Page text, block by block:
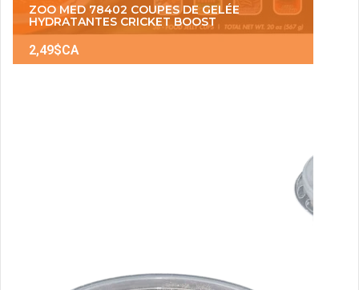
ZOO MED 78402 COUPES DE GELÉE
HYDRATANTES CRICKET BOOST
2,49$CA